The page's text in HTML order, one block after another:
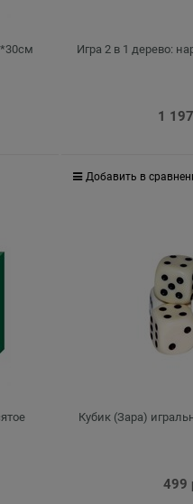
Игра 2 в 1 дерево:
1 197
Добавить в
Кубик (Зара)
499